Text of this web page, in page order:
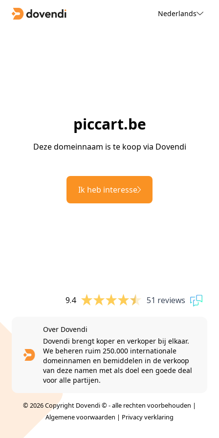
Nederlands
piccart.be
Deze domeinnaam is te koop via Dovendi
Ik heb interesse
9.4 51 reviews
Over Dovendi
Dovendi brengt koper en verkoper bij elkaar.
We beheren ruim 250.000 internationale
domeinnamen en bemiddelen in de verkoop
van deze namen met als doel een goede deal
voor alle partijen.
© 2026 Copyright Dovendi © - alle rechten voorbehouden |
Algemene voorwaarden | Privacy verklaring